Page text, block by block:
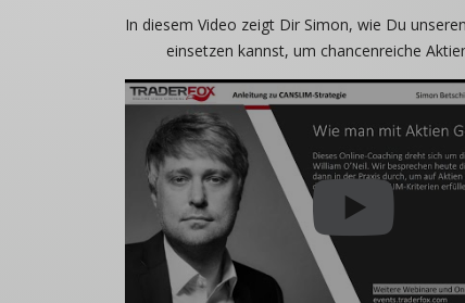
In diesem Video zeigt Dir Simon, wie Du
einsetzen kannst, um chancenreiche